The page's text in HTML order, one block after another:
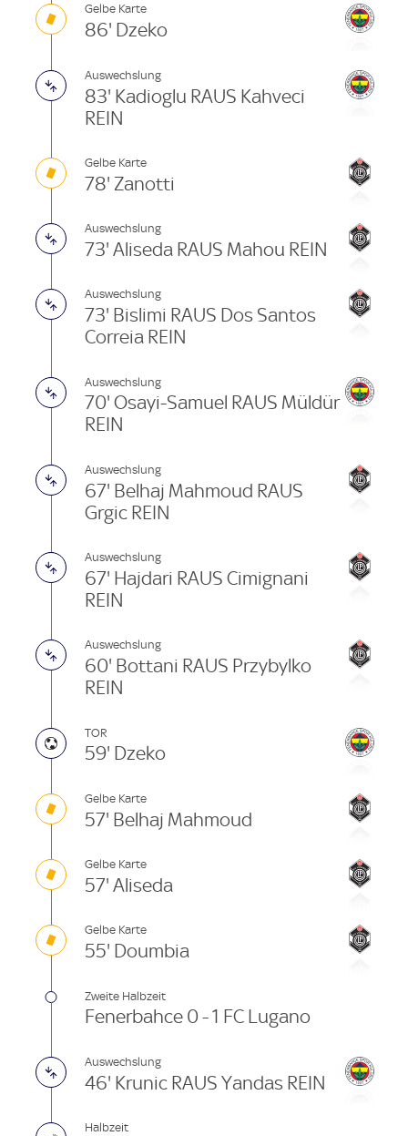
Gelbe Karte
86' Dzeko
Auswechslung
83' Kadioglu RAUS Kahveci
REIN
Gelbe Karte
78' Zanotti
Auswechslung
73' Aliseda RAUS Mahou REIN
Auswechslung
73' Bislimi RAUS Dos Santos
Correia REIN
Auswechslung
70' Osayi-Samuel RAUS Müldür
REIN
Auswechslung
67' Belhaj Mahmoud RAUS
Grgic REIN
Auswechslung
67' Hajdari RAUS Cimignani
REIN
Auswechslung
60' Bottani RAUS Przybylko
REIN
TOR
59' Dzeko
Gelbe Karte
57' Belhaj Mahmoud
Gelbe Karte
57' Aliseda
Gelbe Karte
55' Doumbia
Zweite Halbzeit
Fenerbahce 0 - 1 FC Lugano
Auswechslung
46' Krunic RAUS Yandas REIN
Halbzeit